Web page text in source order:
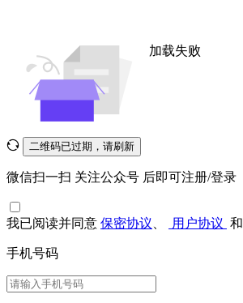
加载失败
二维码已过期，请刷新
微信扫一扫 关注公众号 后即可注册/登录
我已阅读并同意 保密协议 用户协议 和
手机号码